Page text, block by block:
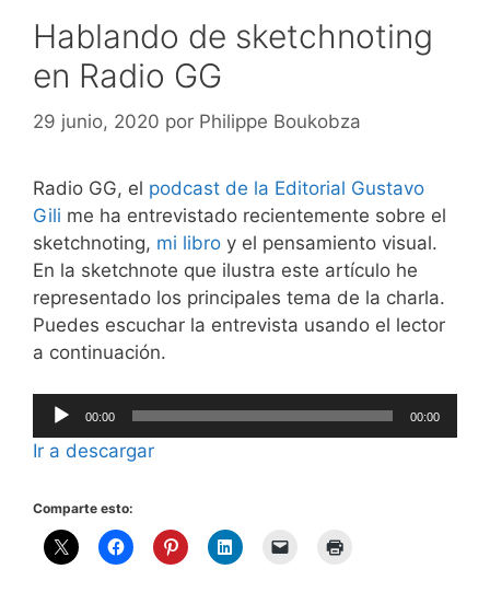
Hablando de sketchnoting
en Radio GG
29 junio, 2020 por Philippe Boukobza
Radio GG, el podcast de la Editorial Gustavo
Gili me ha entrevistado recientemente sobre el
sketchnoting, mi libro y el pensamiento visual.
En la sketchnote que ilustra este artículo he
representado los principales tema de la charla.
Puedes escuchar la entrevista usando el lector
a continuación.
Reproductor
de
audio
00:00 00:00
Ir a descargar
Comparte esto: